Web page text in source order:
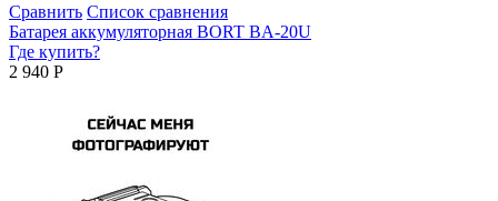
Сравнить Список сравнения
Батарея аккумуляторная BORT BA-20U
Где купить?
2 940 Р